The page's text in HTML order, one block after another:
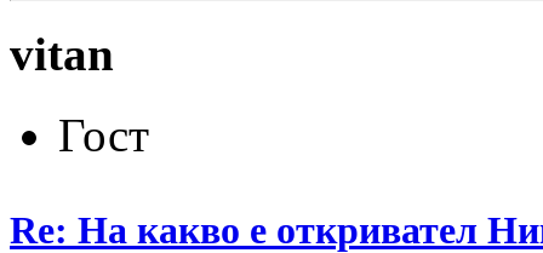
vitan
Гост
Re: На какво е откривател